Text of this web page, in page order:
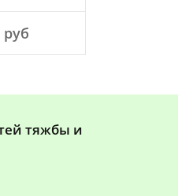
руб
тяжбы и